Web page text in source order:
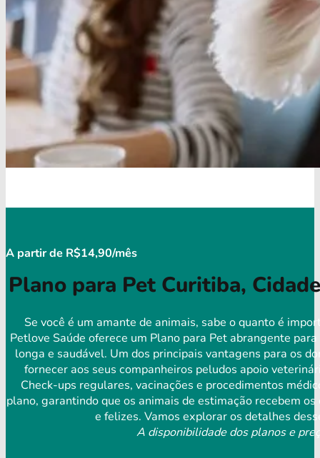
A partir de R$14,90/mês
Plano para Pet Curitiba,
Se você é um amante de animais, sabe o quanto é
Petlove Saúde oferece um Plano para Pet abrangente
longa e saudável. Um dos principais vantagens para os
fornecer aos seus companheiros peludos apoio
Check-ups regulares, vacinações e procedimentos
plano, garantindo que os animais de estimação recebem
​​e felizes. Vamos explorar os detalhes
A disponibilidade dos planos e